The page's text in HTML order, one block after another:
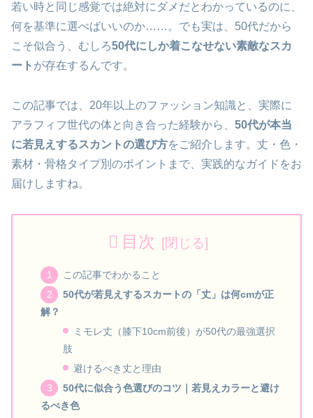
若い時と同じ感覚では絶対にダメだとわかっているのに、
何を基準に選べばいいのか……。でも実は、50代だから
こそ似合う、むしろ50代にしか着こなせない素敵なスカ
ート が存在するんです。
この記事では、20年以上のファッション知識と、実際に
アラフィフ世代の体と向き合った経験から、 50代が本当
に若見えするスカントの選び方をご紹介します。丈・色・
素材・骨格タイプ別のポイントまで、実践的なガイドをお
届けしますね。
目次
この記事でわかること
50代が若見えするスカートの「丈」は何cmが正
解？
ミモレ丈（膝下10cm前後）が50代の最強選択
肢
避けるべき丈と理由
50代に似合う色選びのコツ｜若見えカラーと避け
るべき色